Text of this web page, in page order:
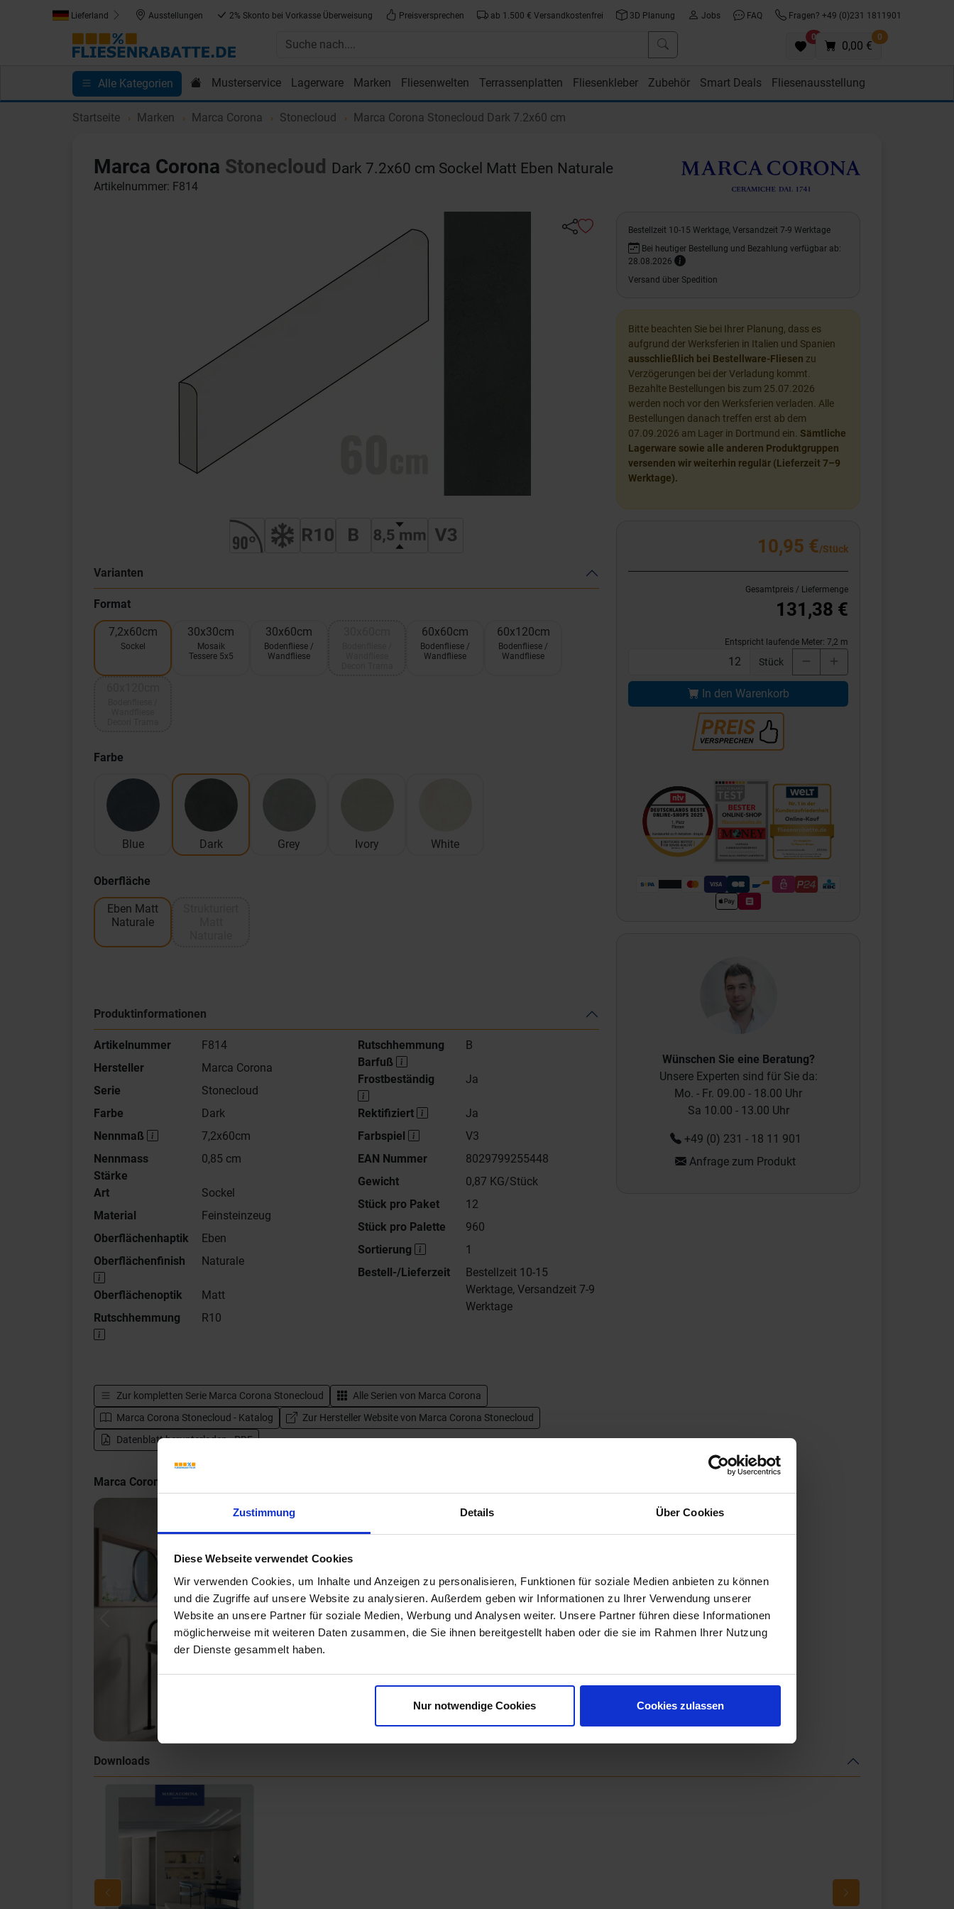
Zustimmung Details Über Cookies
Diese Webseite verwendet Cookies
Wir verwenden Cookies, um Inhalte und Anzeigen zu personalisieren, Funktionen für soziale Medien anbieten zu können
und die Zugriffe auf unsere Website zu analysieren. Außerdem geben wir Informationen zu Ihrer Verwendung unserer
Website an unsere Partner für soziale Medien, Werbung und Analysen weiter. Unsere Partner führen diese Informationen
möglicherweise mit weiteren Daten zusammen, die Sie ihnen bereitgestellt haben oder die sie im Rahmen Ihrer Nutzung
der Dienste gesammelt haben.
Nur notwendige Cookies Cookies zulassen
Lieferland Ausstellungen 2% Skonto bei Vorkasse Überweisung Preisversprechen ab 1.500 € Versandkostenfrei 3D Planung Jobs FAQ Fragen? +49 (0)231 1811901
0 0
0,00 €
Alle Kategorien Musterservice Lagerware Marken Fliesenwelten Terrassenplatten Fliesenkleber Zubehör Smart Deals Fliesenausstellung
Kundenprojekte Blog Einkaufen bei Fliesenrabatte.de
Startseite Marken Marca Corona Stonecloud Marca Corona Stonecloud Dark 7.2x60 cm
Marca Corona Stonecloud Dark 7.2x60 cm Sockel Matt Eben Naturale
Artikelnummer: F814
Varianten
Format
7,2x60cm
Sockel
30x30cm
Mosaik
Tessere 5x5
30x60cm
Bodenfliese /
Wandfliese
60x60cm
Bodenfliese /
Wandfliese
60x120cm
Bodenfliese /
Wandfliese
Farbe
Blue Dark Grey Ivory White
Oberfläche
Eben Matt
Naturale
Produktinformationen
Artikelnummer
F814
Hersteller
Marca Corona
Serie
Stonecloud
Farbe
Dark
Nennmaß
7,2x60cm
Nennmass
Stärke
0,85 cm
Art
Sockel
Material
Feinsteinzeug
Oberflächenhaptik
Eben
Oberflächenfinish
Naturale
Oberflächenoptik
Matt
Rutschhemmung
R10
Rutschhemmung
Barfuß
B
Frostbeständig Ja
Rektifiziert
Ja
Farbspiel
V3
EAN Nummer
8029799255448
Gewicht
0,87 KG/Stück
Stück pro Paket
12
Stück pro Palette
960
Sortierung
1
Bestell-/Lieferzeit
Bestellzeit 10-15
Werktage, Versandzeit 7-9
Werktage
Zur kompletten Serie Marca Corona Stonecloud Alle Serien von Marca Corona
Marca Corona Stonecloud - Katalog
Zur Hersteller Website von Marca Corona Stonecloud
Datenblatt herunterladen - PDF
Bestellzeit 10-15 Werktage, Versandzeit 7-9 Werktage
Bei heutiger Bestellung und Bezahlung verfügbar ab:
28.08.2026
Versand über Spedition
Bitte beachten Sie bei Ihrer Planung, dass es
aufgrund der Werksferien in Italien und Spanien
ausschließlich bei Bestellware-Fliesen zu
Verzögerungen bei der Verladung kommt.
Bezahlte Bestellungen bis zum 25.07.2026
werden noch vor den Werksferien verladen. Alle
Bestellungen danach treffen erst ab dem
07.09.2026 am Lager in Dortmund ein. Sämtliche
Lagerware sowie alle anderen Produktgruppen
versenden wir weiterhin regulär (Lieferzeit 7–9
Werktage).
10,95 €/Stück
Gesamtpreis / Liefermenge
131,38 €
Entspricht laufende Meter: 7,2 m
Stück
In den Warenkorb
Wünschen Sie eine Beratung?
Unsere Experten sind für Sie da:
Mo. - Fr. 09.00 - 18.00 Uhr
Sa 10.00 - 13.00 Uhr
+49 (0) 231 - 18 11 901
Anfrage zum Produkt
Marca Corona Stonecloud Impressionen
Next
Downloads